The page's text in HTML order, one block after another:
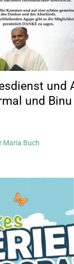
und
und Binu
Maria Buch